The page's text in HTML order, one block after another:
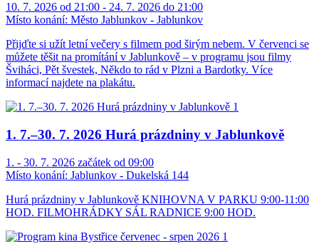
10. 7. 2026 od 21:00 - 24. 7. 2026 do 21:00
Místo konání: Město Jablunkov - Jablunkov
Přijďte si užít letní večery s filmem pod širým nebem. V červenci se
můžete těšit na promítání v Jablunkově – v programu jsou filmy
Šviháci, Pět švestek, Někdo to rád v Plzni a Bardotky. Více
informací najdete na plakátu.
1. 7.–30. 7. 2026 Hurá prázdniny v Jablunkově
1. - 30. 7. 2026 začátek od 09:00
Místo konání: Jablunkov - Dukelská 144
Hurá prázdniny v Jablunkově KNIHOVNA V PARKU 9:00-11:00
HOD. FILMOHRÁDKY SÁL RADNICE 9:00 HOD.